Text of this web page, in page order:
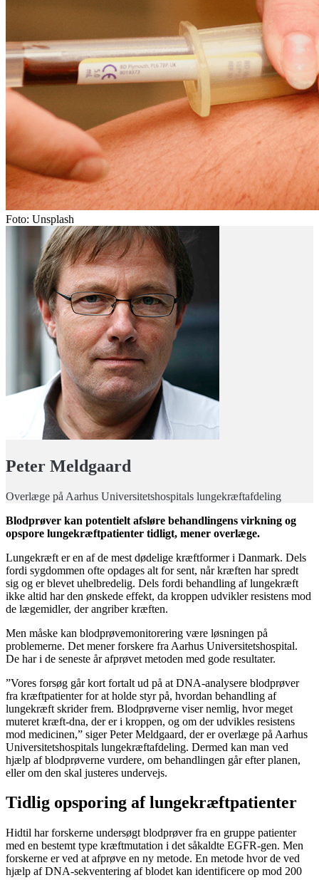
Foto: Unsplash
Peter Meldgaard
Overlæge på Aarhus Universitetshospitals lungekræftafdeling
Blodprøver kan potentielt afsløre behandlingens virkning og
opspore lungekræftpatienter tidligt, mener overlæge.
Lungekræft er en af de mest dødelige kræftformer i Danmark. Dels
fordi sygdommen ofte opdages alt for sent, når kræften har spredt
sig og er blevet uhelbredelig. Dels fordi behandling af lungekræft
ikke altid har den ønskede effekt, da kroppen udvikler resistens mod
de lægemidler, der angriber kræften.
Men måske kan blodprøvemonitorering være løsningen på
problemerne. Det mener forskere fra Aarhus Universitetshospital.
De har i de seneste år afprøvet metoden med gode resultater.
”Vores forsøg går kort fortalt ud på at DNA-analysere blodprøver
fra kræftpatienter for at holde styr på, hvordan behandling af
lungekræft skrider frem. Blodprøverne viser nemlig, hvor meget
muteret kræft-dna, der er i kroppen, og om der udvikles resistens
mod medicinen,” siger Peter Meldgaard, der er overlæge på Aarhus
Universitetshospitals lungekræftafdeling. Dermed kan man ved
hjælp af blodprøverne vurdere, om behandlingen går efter planen,
eller om den skal justeres undervejs.
Tidlig opsporing af lungekræftpatienter
Hidtil har forskerne undersøgt blodprøver fra en gruppe patienter
med en bestemt type kræftmutation i det såkaldte EGFR-gen. Men
forskerne er ved at afprøve en ny metode. En metode hvor de ved
hjælp af DNA-sekventering af blodet kan identificere op mod 200